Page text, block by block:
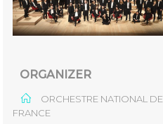
ORGANIZER
ORCHESTRE NATIONAL DE
FRANCE